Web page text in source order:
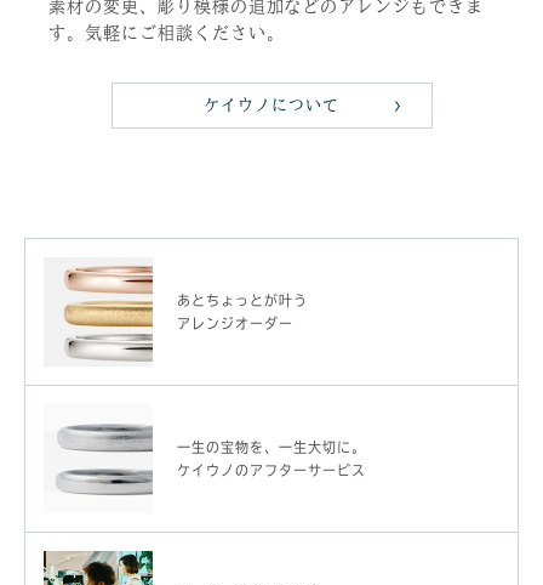
素材の変更、彫り模様の追加などのアレンジもできま
す。気軽にご相談ください。
ケイウノについて
あとちょっとが叶う
アレンジオーダー
一生の宝物を、一生大切に。
ケイウノのアフターサービス